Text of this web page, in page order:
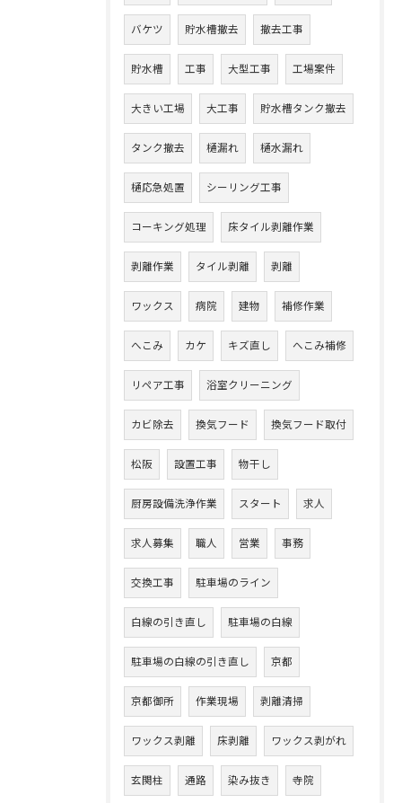
バケツ 貯水槽撤去 撤去工事
貯水槽 工事 大型工事 工場案件
大きい工場 大工事 貯水槽タンク撤去
タンク撤去 樋漏れ 樋水漏れ
樋応急処置 シーリング工事
コーキング処理 床タイル剥離作業
剥離作業 タイル剥離 剥離
ワックス 病院 建物 補修作業
へこみ カケ キズ直し へこみ補修
リペア工事 浴室クリーニング
カビ除去 換気フード 換気フード取付
松阪 設置工事 物干し
厨房設備洗浄作業 スタート 求人
求人募集 職人 営業 事務
交換工事 駐車場のライン
白線の引き直し 駐車場の白線
駐車場の白線の引き直し 京都
京都御所 作業現場 剥離清掃
ワックス剥離 床剥離 ワックス剥がれ
玄関柱 通路 染み抜き 寺院